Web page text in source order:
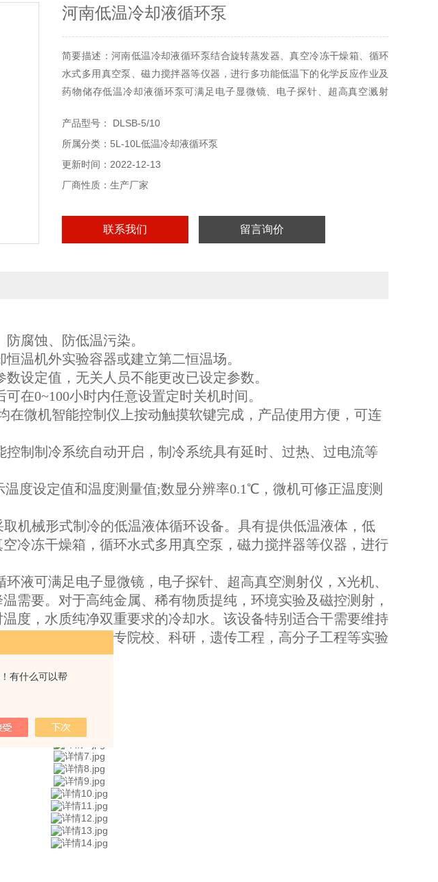
有什么可以帮
河南低温冷却液循环泵
简要描述：河南低温冷却液循环泵结合旋转蒸发器、真空冷冻干燥箱、循环
水式多用真空泵、磁力搅拌器等仪器，进行多功能低温下的化学反应作业及
药物储存低温冷却液循环泵可满足电子显微镜、电子探针、超高真空溅射
物质提纯，环境实验及磁控测射，真空镀膜等大型设备，可提供满足对温
度，水质纯净双重要求的冷却水.
产品型号： DLSB-5/10
所属分类：5L-10L低温冷却液循环泵
更新时间：2022-12-13
厂商性质：生产厂家
联系我们 留言询价
腐蚀、防低温污染。
温机外实验容器或建立第二恒温场。
设定值，无关人员不能更改已设定参数。
在0~100小时内任意设置定时关机时间。
在微机智能控制仪上按动触摸软键完成，产品使用方便，可连
制制冷系统自动开启，制冷系统具有延时、过热、过电流等
度设定值和温度测量值;数显分辨率0.1℃，微机可修正温度测
取机械形式制冷的低温液体循环设备。具有提供低温液体，低
冷冻干燥箱，循环水式多用真空泵，磁力搅拌器等仪器，进行
液可满足电子显微镜，电子探针、超高真空测射仪，X光机、
需要。对于高纯金属、稀有物质提纯，环境实验及磁控测射，
度，水质纯净双重要求的冷却水。该设备特别适合干需要维持
，冶金 工业，大专院校、科研，遗传工程，高分子工程等实验